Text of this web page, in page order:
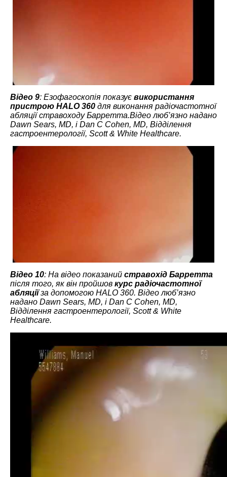
Відео 9: Езофагоскопія показує використання
пристрою HALO 360 для виконання радіочастотної
абляції стравоходу Барретта.Відео люб’язно надано
Dawn Sears, MD, і Dan C Cohen, MD, Відділення
гастроентерології, Scott & White Healthcare.
Відео 10: На відео показаний стравохід Барретта
після того, як він пройшов курс радіочастотної
абляціїза допомогою HALO 360. Відео люб’язно
надано Dawn Sears, MD, і Dan C Cohen, MD,
Відділення гастроентерології, Scott & White
Healthcare.